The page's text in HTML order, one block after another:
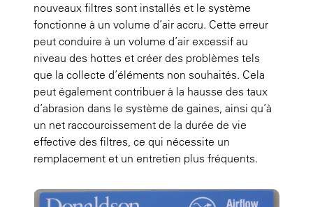
nouveaux filtres sont installés et le système
fonctionne à un volume d’air accru. Cette erreur
peut conduire à un volume d’air excessif au
niveau des hottes et créer des problèmes tels
que la collecte d’éléments non souhaités. Cela
peut également contribuer à la hausse des taux
d’abrasion dans le système de gaines, ainsi qu’à
un net raccourcissement de la durée de vie
effective des filtres, ce qui nécessite un
remplacement et un entretien plus fréquents.